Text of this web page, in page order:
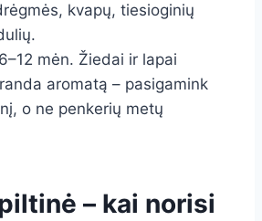
kvapų, tiesioginių
mėn. Žiedai ir lapai
aromatą – pasigamink
o ne penkerių metų
– kai norisi